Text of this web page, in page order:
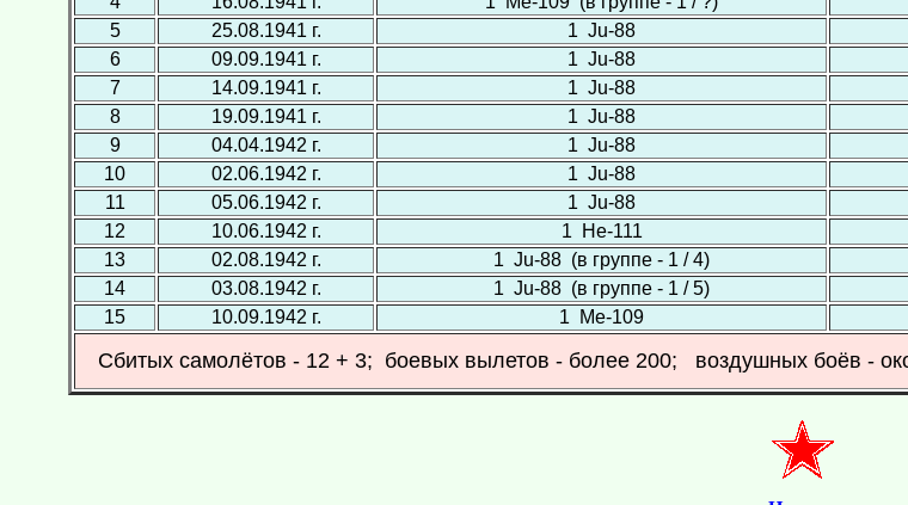
5
25.08.1941 г. 1 Ju-88
6
09.09.1941 г. 1 Ju-88
7
14.09.1941 г. 1 Ju-88
8
19.09.1941 г. 1 Ju-88
9
04.04.1942 г. 1 Ju-88
10
02.06.1942 г. 1 Ju-88
11
05.06.1942 г. 1 Ju-88
12
10.06.1942 г. 1 Не-111
13
02.08.1942 г. 1 Ju-88 (в группе - 1 / 4)
14
03.08.1942 г. 1 Ju-88 (в группе - 1 / 5)
15
10.09.1942 г. 1 Ме-109
Сбитых самолётов - 12 + 3; боевых вылетов - более 200; воздушных боёв -